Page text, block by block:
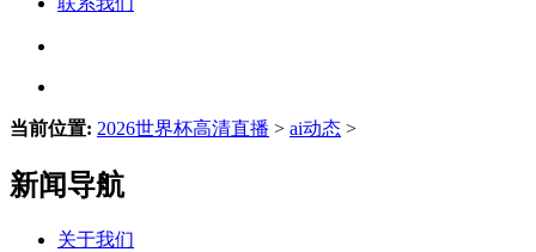
当前位置: 2026世界杯高清直播 > ai动态 >
新闻导航
关于我们